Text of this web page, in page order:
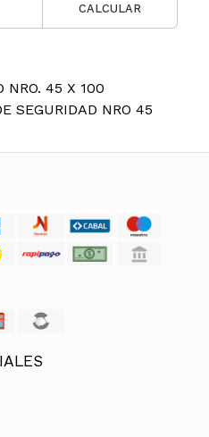
CALCULAR
NRO. 45 X 100
SEGURIDAD NRO 45